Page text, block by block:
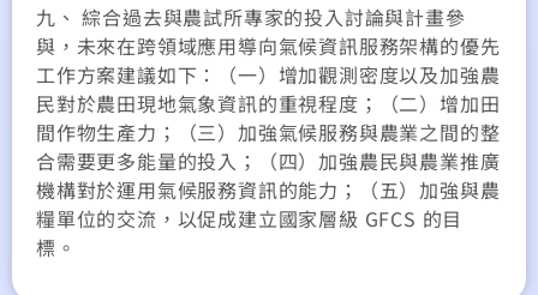
九、 綜合過去與農試所專家的投入討論與計畫參
與，未來在跨領域應用導向氣候資訊服務架構的優先
工作方案建議如下：（一）增加觀測密度以及加強農
民對於農田現地氣象資訊的重視程度；（二）增加田
間作物生產力；（三）加強氣候服務與農業之間的整
合需要更多能量的投入；（四）加強農民與農業推廣
機構對於運用氣候服務資訊的能力；（五）加強與農
糧單位的交流，以促成建立國家層級 GFCS 的目
標。